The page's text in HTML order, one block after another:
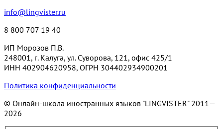
info@lingvister.ru
8 800 707 19 40
ИП Морозов П.В.
248001, г. Калуга, ул. Суворова, 121, офис 425/1
ИНН 402904620958, ОГРН 304402934900201
Политика конфиденциальности
© Онлайн-школа иностранных языков "LINGVISTER" 2011—
2026